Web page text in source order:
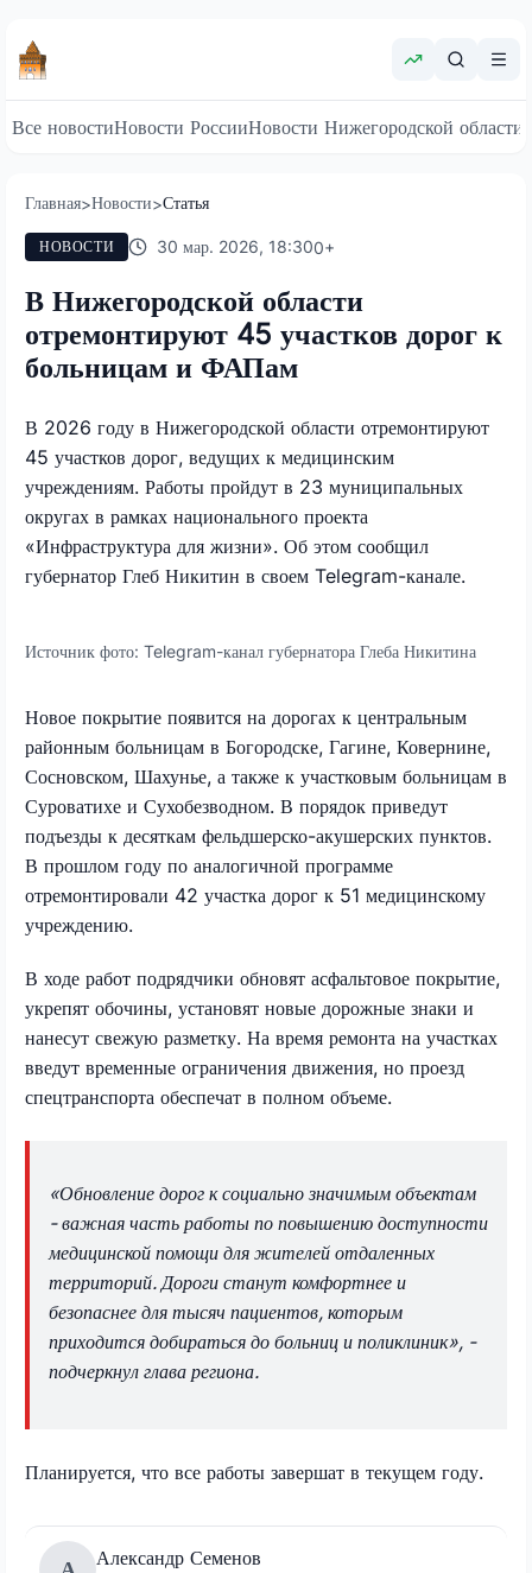
Все новостиНовости РоссииНовости Нижегородской области
Главная>Новости>Статья
НОВОСТИ 30 мар. 2026, 18:300+
В Нижегородской области
отремонтируют 45 участков дорог к
больницам и ФАПам
В 2026 году в Нижегородской области отремонтируют
45 участков дорог, ведущих к медицинским
учреждениям. Работы пройдут в 23 муниципальных
округах в рамках национального проекта
«Инфраструктура для жизни». Об этом сообщил
губернатор Глеб Никитин в своем Telegram-канале.
Источник фото: Telegram-канал губернатора Глеба Никитина
Новое покрытие появится на дорогах к центральным
районным больницам в Богородске, Гагине, Ковернине,
Сосновском, Шахунье, а также к участковым больницам в
Суроватихе и Сухобезводном. В порядок приведут
подъезды к десяткам фельдшерско-акушерских пунктов.
В прошлом году по аналогичной программе
отремонтировали 42 участка дорог к 51 медицинскому
учреждению.
В ходе работ подрядчики обновят асфальтовое покрытие,
укрепят обочины, установят новые дорожные знаки и
нанесут свежую разметку. На время ремонта на участках
введут временные ограничения движения, но проезд
спецтранспорта обеспечат в полном объеме.
«Обновление дорог к социально значимым объектам
- важная часть работы по повышению доступности
медицинской помощи для жителей отдаленных
территорий. Дороги станут комфортнее и
безопаснее для тысяч пациентов, которым
приходится добираться до больниц и поликлиник», -
подчеркнул глава региона.
Планируется, что все работы завершат в текущем году.
Александр Семенов